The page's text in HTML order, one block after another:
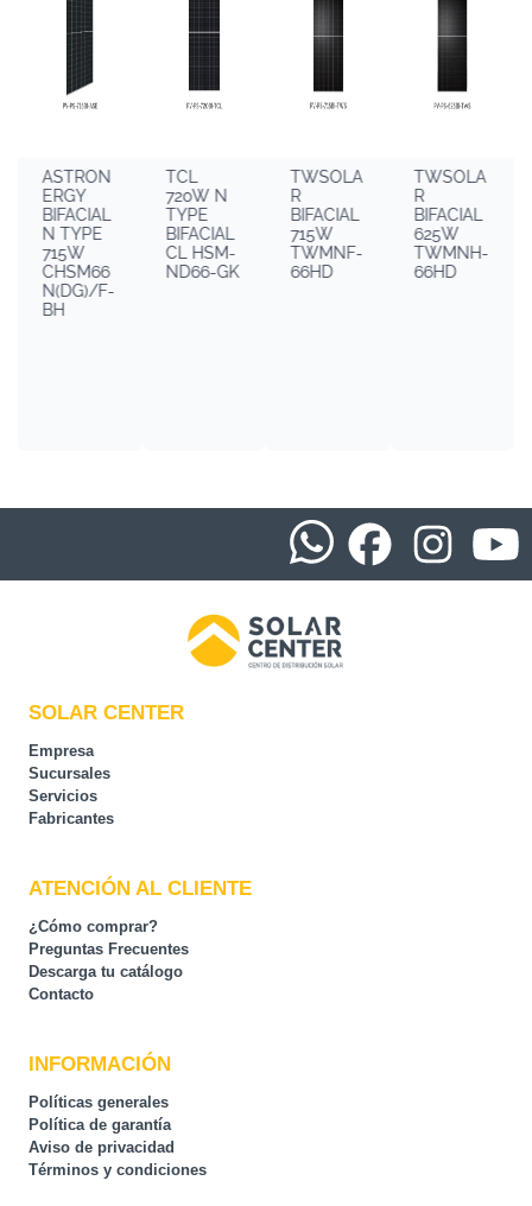
ASTRON
ERGY
BIFACIAL
N TYPE
715W
CHSM66
N(DG)/F-
BH
TCL
720W N
TYPE
BIFACIAL
CL HSM-
ND66-GK
TWSOLA
R
BIFACIAL
715W
TWMNF-
66HD
TWSOLA
R
BIFACIAL
625W
TWMNH-
66HD
SOLAR CENTER
Empresa
Sucursales
Servicios
Fabricantes
ATENCIÓN AL CLIENTE
¿Cómo comprar?
Preguntas Frecuentes
Descarga tu catálogo
Contacto
INFORMACIÓN
Políticas generales
Política de garantía
Aviso de privacidad
Términos y condiciones